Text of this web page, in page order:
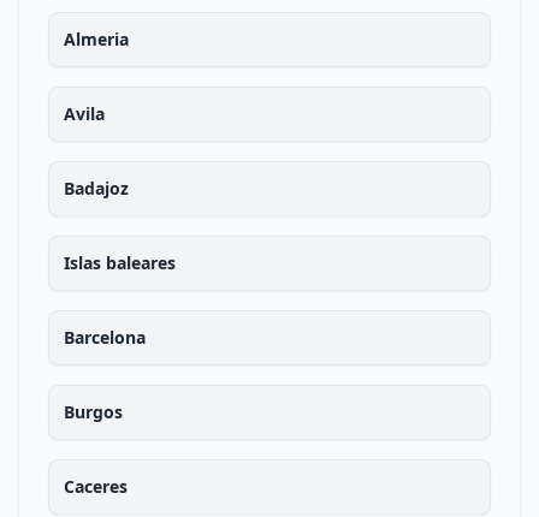
Almeria
Avila
Badajoz
Islas baleares
Barcelona
Burgos
Caceres